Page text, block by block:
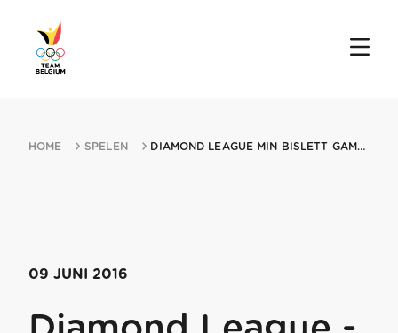
HOME SPELEN DIAMOND LEAGUE MIN BISLETT GAMES 09062016 OSLO
09 JUNI 2016